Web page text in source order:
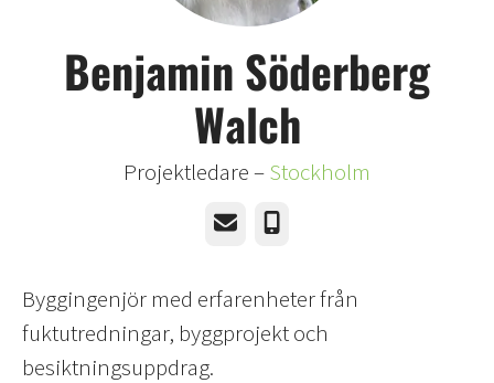
Benjamin Söderberg
Walch
Projektledare –Stockholm
E-post Telefon
Byggingenjör med erfarenheter från
fuktutredningar, byggprojekt och
besiktningsuppdrag.